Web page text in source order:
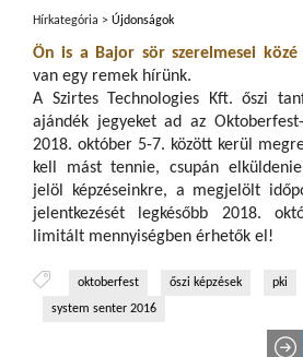
Hírkategória > Újdonságok
Ön is a Bajor sör szerelmesei
van egy remek hírünk.
A Szirtes Technologies Kft. őszi
ajándék jegyeket ad az
2018. október 5-7. között kerül
kell mást tennie, csupán
jelöl képzéseinkre, a megjelölt
jelentkezését legkésőbb 2018.
limitált mennyiségben érhetők el!
oktoberfest őszi képzések pki
system senter 2016